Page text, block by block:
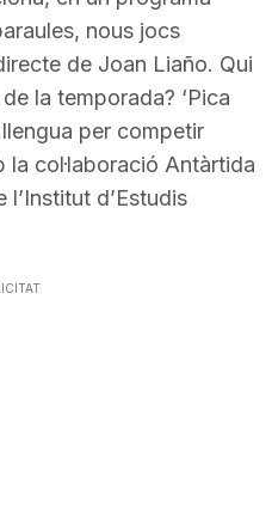
nous jocs
de Joan Liaño. Qui
la temporada? ‘Pica
per competir
la col·laboració Antàrtida
d’Estudis